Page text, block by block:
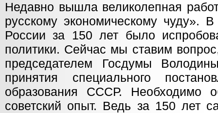
Недавно вышла великолепная
русскому экономическому чуду».
России за 150 лет было
политики. Сейчас мы ставим
председателем Госдумы
принятия специального
образования СССР. Необходимо
советский опыт. Ведь за 150 лет